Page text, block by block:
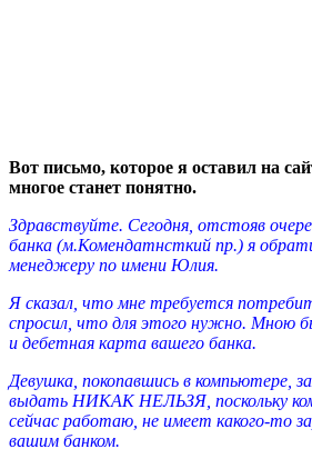
Вот письмо, которое я оставил на
многое станет понятно.
Здравствуйте. Сегодня, отстояв
банка (м.Комендатнсткий пр.) я
менеджеру по имени Юлия.
Я сказал, что мне требуется
спросил, что для этого нужно. Мною
и дебетная карта вашего банка.
Девушка, покопавшись в компьютере,
выдать НИКАК НЕЛЬЗЯ, поскольку
сейчас работаю, не имеет какого-то
вашим банком.